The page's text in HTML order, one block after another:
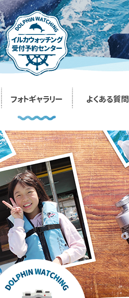
フォトギャラリー よくある質問